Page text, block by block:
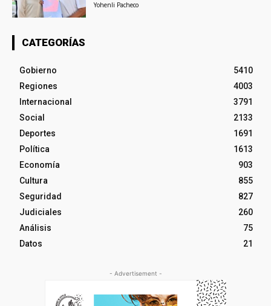
Yohenli Pacheco
CATEGORÍAS
Gobierno
5410
Regiones
4003
Internacional
3791
Social
2133
Deportes
1691
Política
1613
Economía
903
Cultura
855
Seguridad
827
Judiciales
260
Análisis
75
Datos
21
- Advertisement -